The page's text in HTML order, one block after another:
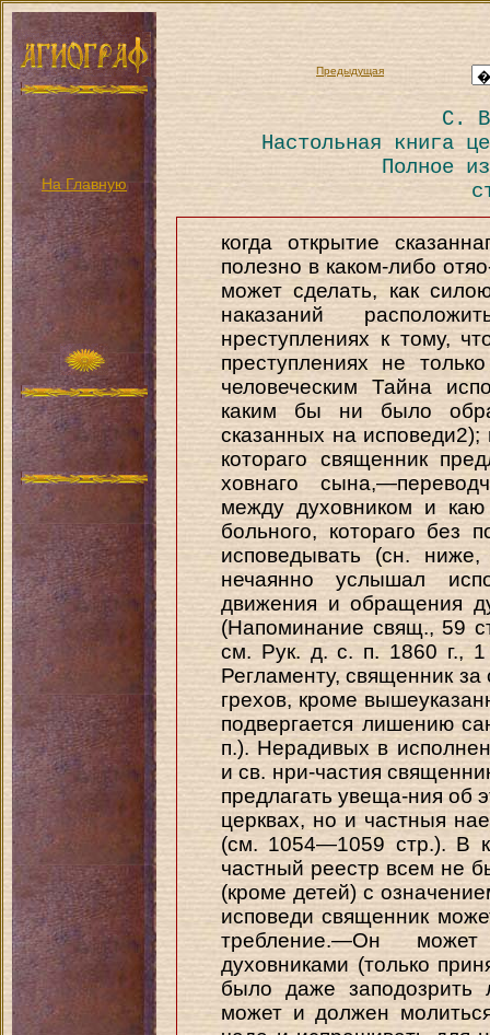
На Главную
Предыдущая
С.
Настольная книга
Полное
когда открытие
полезно в каком-либо
может сделать, как
наказаний
нреступлениях к тому,
преступлениях не
человеческим Тайна
каким бы ни было
сказанных на
котораго священник
ховнаго
между духовником и
больного, котораго без
исповедывать (сн.
нечаянно услышал
движения и обращения
(Напоминание свящ., 59
см. Рук. д. с. п. 1860 г.,
Регламенту, священник
грехов, кроме
подвергается лишению
п.). Нерадивых в
и св. нри-частия
предлагать увеща-ния об
церквах, но и частныя
(см. 1054—1059 стр.). В
частный реестр всем не
(кроме детей) с
исповеди священник
требление.—Он
духовниками (только
было даже заподозрить
может и должен